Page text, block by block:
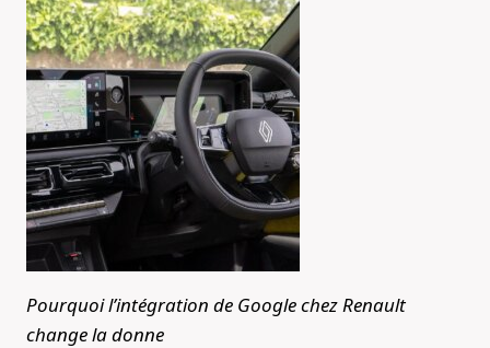
Pourquoi l’intégration de Google chez Renault
change la donne